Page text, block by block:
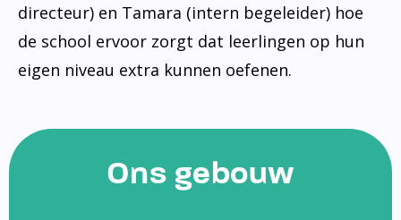
directeur) en Tamara (intern begeleider) hoe
de school ervoor zorgt dat leerlingen op hun
eigen niveau extra kunnen oefenen.
Ons gebouw